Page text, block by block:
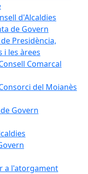
d'Alcaldies
de Govern
Presidència,
i les àrees
Comarcal
del Moianès
Govern
a l'atorgament